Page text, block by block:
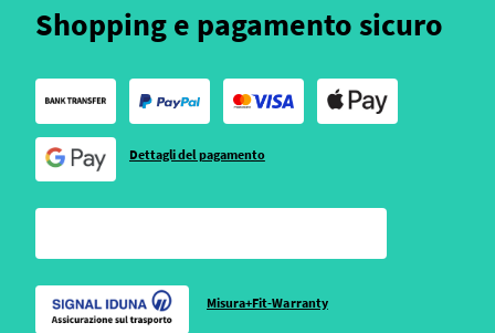
Shopping e pagamento sicuro
Dettagli del pagamento
Misura+Fit-Warranty